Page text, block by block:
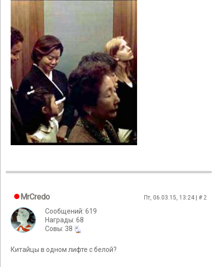
MrCredo Пт, 06.03.15, 13:24 | # 2
Сообщений: 619
Награды: 68
Cовы: 38
Китайцы в одном лифте с белой?